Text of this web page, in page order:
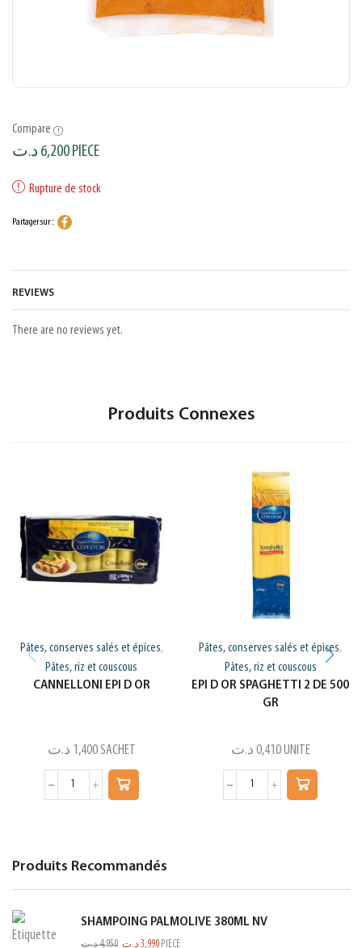
Compare
6,200د.ت PIECE
Rupture de stock
Partager sur :
REVIEWS
There are no reviews yet.
Produits Connexes
Pâtes, conserves salés et épices,
Pâtes, riz et couscous
CANNELLONI EPI D OR
1,400 د.ت SACHET
Pâtes, conserves salés et épices,
Pâtes, riz et couscous
EPI D OR SPAGHETTI 2 DE 500
GR
0,410 د.ت UNITE
Produits Recommandés
SHAMPOING PALMOLIVE 380ML NV
4,950د.ت 3,990 د.ت PIECE